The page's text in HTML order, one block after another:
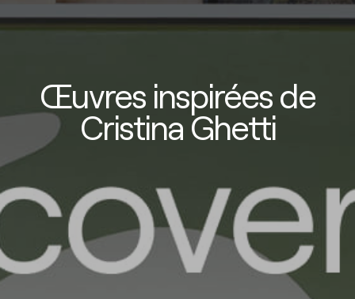
Œuvres inspirées de
Cristina Ghetti